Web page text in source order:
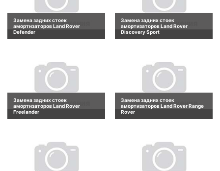
Замена задних стоек
амортизаторов Land Rover
Defender
Замена задних стоек
амортизаторов Land Rover
Discovery Sport
Замена задних стоек
амортизаторов Land Rover
Freelander
Замена задних стоек
амортизаторов Land Rover Range
Rover